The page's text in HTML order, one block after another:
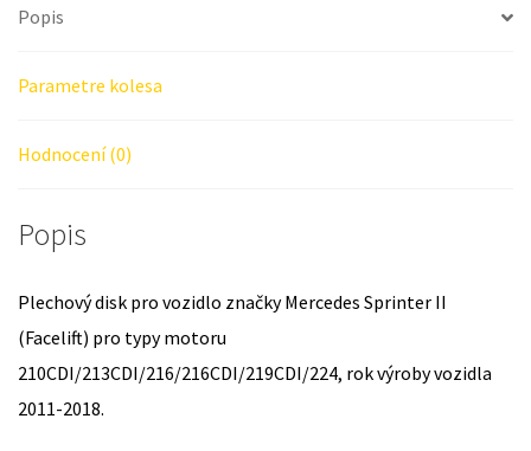
Popis
Parametre kolesa
Hodnocení (0)
Popis
Plechový disk pro vozidlo značky Mercedes Sprinter II
(Facelift) pro typy motoru
210CDI/213CDI/216/216CDI/219CDI/224, rok výroby vozidla
2011-2018.